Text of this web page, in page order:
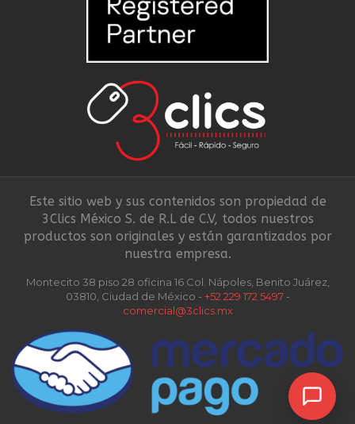
Este sitio web y sus contenidos son propiedad de
3Clics México S. de R.L de C.V, todos nuestros
productos son originales y están garantizados por
nuestra empresa.
Montecito 38 piso 28 oficina 16 Col. Nápoles, Benito Juárez,
03810, Ciudad de México - +52 229 172 5497-
comercial@3clics.mx